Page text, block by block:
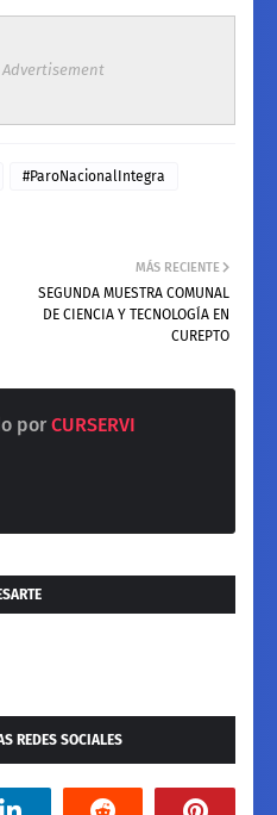
Advertisement
#ParoNacionalIntegra
MÁS RECIENTE
SEGUNDA MUESTRA COMUNAL
DE CIENCIA Y TECNOLOGÍA EN
CUREPTO
por CURSERVI
REDES SOCIALES